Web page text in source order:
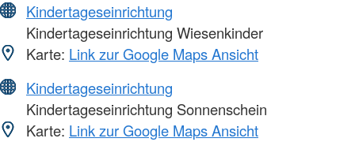
Kindertageseinrichtung
Kindertageseinrichtung Wiesenkinder
Karte: Link zur Google Maps Ansicht
Kindertageseinrichtung
Kindertageseinrichtung Sonnenschein
Karte: Link zur Google Maps Ansicht